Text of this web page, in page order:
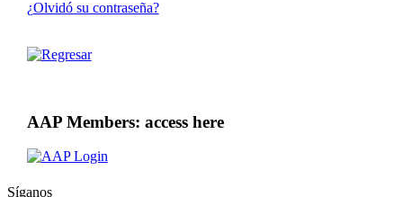
¿Olvidó su contraseña?
AAP Members: access here
Síganos